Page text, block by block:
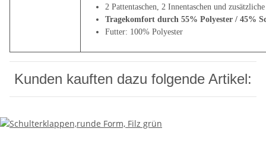
2 Pattentaschen, 2 Innentaschen und
Tragekomfort durch 55% Polyester / 45%
Futter: 100% Polyester
Kunden kauften dazu folgende Artikel: